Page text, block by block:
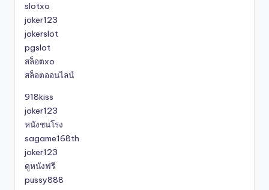
slotxo
joker123
jokerslot
pgslot
สล็อตxo
สล็อตออนไลน์
918kiss
joker123
หนังชนโรง
sagame168th
joker123
ดูหนังฟรี
pussy888